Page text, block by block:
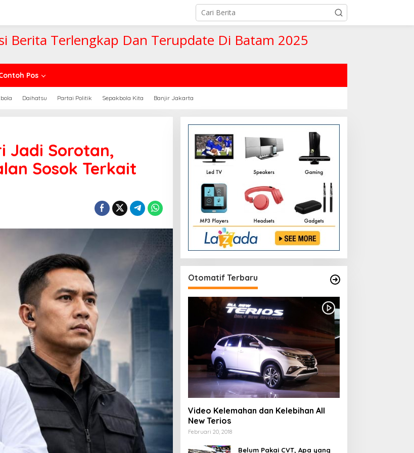
Berita Terlengkap Dan Terupdate Di Batam 2025
Pos
Daihatsu Partai Politik Sepakbola Kita Banjir Jakarta
Jadi Sorotan,
Sosok Terkait
Otomatif Terbaru
Video Kelemahan dan Kelebihan All
New Terios
Februari 20, 2018
Belum Pakai CVT, Apa yang